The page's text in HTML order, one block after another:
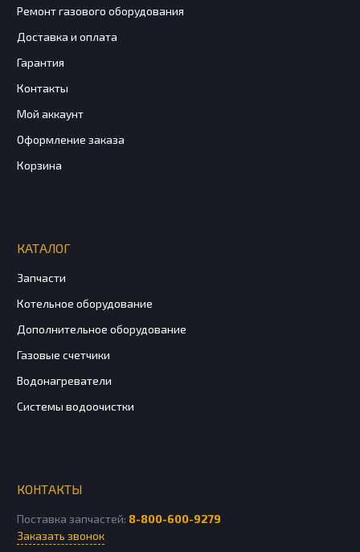
Ремонт газового оборудования
Доставка и оплата
Гарантия
Контакты
Мой аккаунт
Оформление заказа
Корзина
КАТАЛОГ
Запчасти
Котельное оборудование
Дополнительное оборудование
Газовые счетчики
Водонагреватели
Системы водоочистки
КОНТАКТЫ
Поставка запчастей: 8-800-600-9279
Заказать звонок